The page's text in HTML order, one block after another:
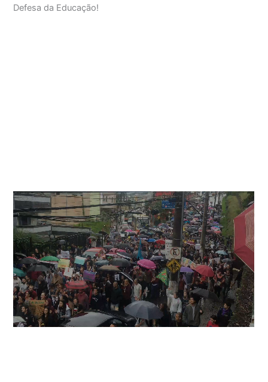
Defesa da Educação!